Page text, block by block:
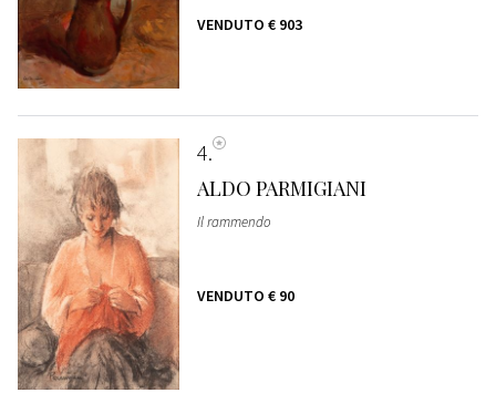
VENDUTO € 903
4
ALDO PARMIGIANI
Il rammendo
VENDUTO € 90